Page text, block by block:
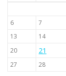
6
7
13
14
20
21
27
28